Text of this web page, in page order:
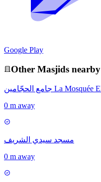
Google Play
Other Masjids nearby
0 m away
مسجد سيدي الشريف
0 m away